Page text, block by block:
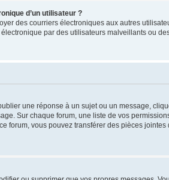
d’un utilisateur ?
des courriers électroniques aux autres
par des utilisateurs malveillants ou
une réponse à un sujet ou un message,
Sur chaque forum, une liste de vos
forum, vous pouvez transférer des pièces jointes